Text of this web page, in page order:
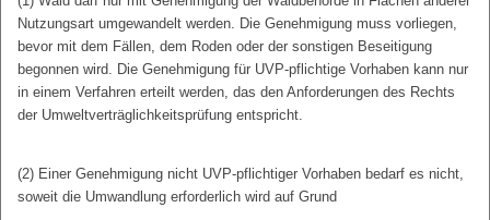
Nutzungsart umgewandelt werden. Die Genehmigung muss vorliegen,
bevor mit dem Fällen, dem Roden oder der sonstigen Beseitigung
begonnen wird. Die Genehmigung für UVP-pflichtige Vorhaben kann nur
in einem Verfahren erteilt werden, das den Anforderungen des Rechts
der Umweltverträglichkeitsprüfung entspricht.
(2) Einer Genehmigung nicht UVP-pflichtiger Vorhaben bedarf es nicht,
soweit die Umwandlung erforderlich wird auf Grund